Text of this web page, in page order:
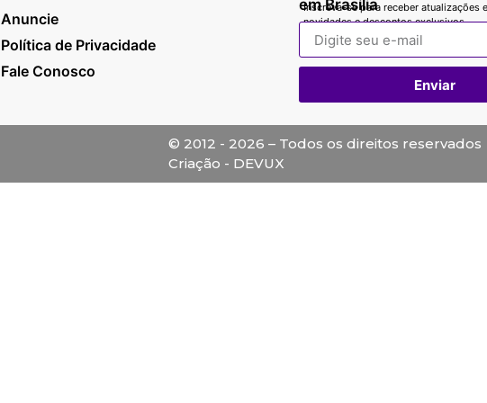
Anuncie
Política de Privacidade
Fale Conosco
em Brasília
Inscreva-se para receber atualizações
novidades e descontos exclusivos.
Enviar
© 2012 - 2026 – Todos os direitos reservados
Criação - DEVUX